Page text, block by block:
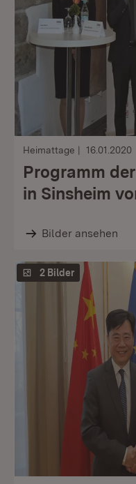
Heimattage 16.01.2020
Programm
in Sinsheim
Bilder ansehen
2 Bilder